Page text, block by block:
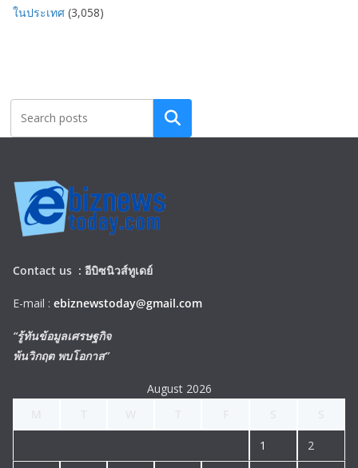
ในประเทศ (3,058)
Search
Contact us : อีบิซนิวส์ทูเดย์
E-mail : ebiznewstoday@gmail.com
“รู้ทันข้อมูลเศรษฐกิจ
พ้นวิกฤต พบโอกาส”
August 2026
1 2